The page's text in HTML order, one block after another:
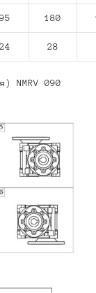
95 180
24 28
NMRV 090